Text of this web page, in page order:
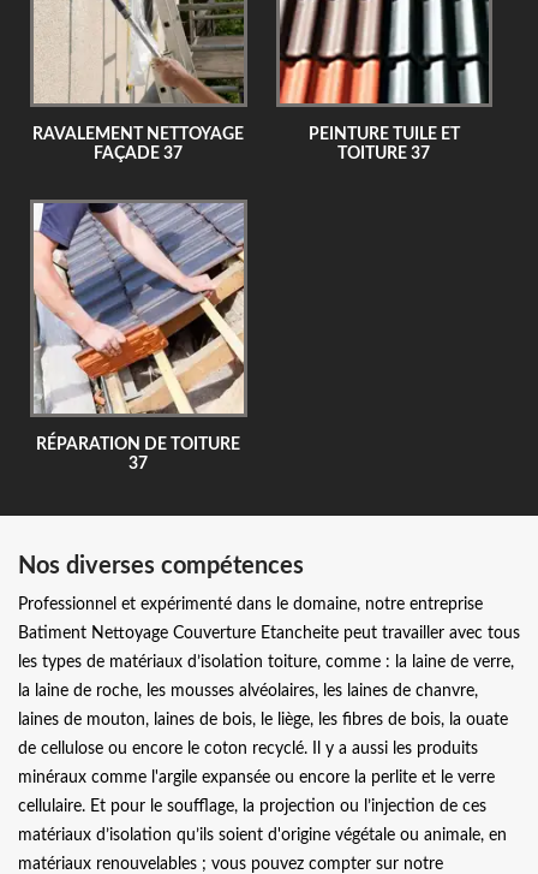
RAVALEMENT NETTOYAGE
FAÇADE 37
PEINTURE TUILE ET
TOITURE 37
RÉPARATION DE TOITURE
37
Nos diverses compétences
Professionnel et expérimenté dans le domaine, notre entreprise
Batiment Nettoyage Couverture Etancheite peut travailler avec tous
les types de matériaux d’isolation toiture, comme : la laine de verre,
la laine de roche, les mousses alvéolaires, les laines de chanvre,
laines de mouton, laines de bois, le liège, les fibres de bois, la ouate
de cellulose ou encore le coton recyclé. Il y a aussi les produits
minéraux comme l'argile expansée ou encore la perlite et le verre
cellulaire. Et pour le soufflage, la projection ou l’injection de ces
matériaux d’isolation qu’ils soient d'origine végétale ou animale, en
matériaux renouvelables ; vous pouvez compter sur notre